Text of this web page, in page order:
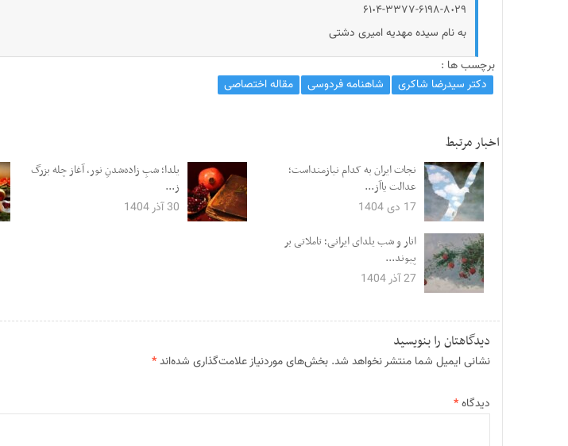
۶۱٠۴-۳۳۷۷-۶۱۹۸-۸٠۲۹
به نام سیده مهدیه امیری دشتی
برچسب ها :
دکتر سیدرضا شاکری
شاهنامه فردوسی مقاله اختصاصی
اخبار مرتبط
نجات ایران به کدام نیازمنداست؛
عدالت یاآز...
17 دی 1404
یلدا؛ شبِ زاده‌شدنِ نور، آغاز چله بزرگ
ز...
30 آذر 1404
انار و شب یلدای ایرانی؛ تاملاتی بر
پیوند...
27 آذر 1404
دیدگاهتان را بنویسید
نشانی ایمیل شما منتشر نخواهد شد. بخش‌های موردنیاز علامت‌گذاری شده‌اند*
دیدگاه*